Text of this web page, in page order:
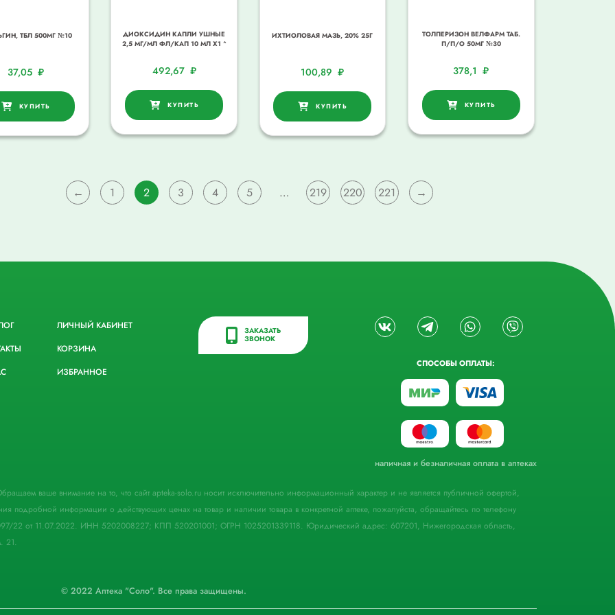
ТБЛ 500МГ №10
37,05 ₽
КУПИТЬ
ДИОКСИДИН КАПЛИ УШНЫЕ
2,5 МГ/МЛ ФЛ/КАП 10 МЛ Х1 ^
492,67 ₽
КУПИТЬ
ИХТИОЛОВАЯ МАЗЬ, 20% 25Г
100,89₽
КУПИТЬ
ТОЛПЕРИЗОН ВЕЛФАРМ ТАБ.
П/П/О 50МГ №30
378,1₽
КУПИТЬ
← 1 2 3 4 5 … 219 220 221 →
ЛИЧНЫЙ КАБИНЕТ
КОРЗИНА
ИЗБРАННОЕ
ЗАКАЗАТЬ
ЗВОНОК
СПОСОБЫ ОПЛАТЫ:
наличная и безналичная оплата в аптеках
ваше внимание на то, что сайт apteka-solo.ru носит исключительно информационный характер и не является публичной офертой,
информации о действующих ценах на товар и наличии товара в конкретной аптеке, пожалуйста, обращайтесь по телефону
от 11.07.2022. ИНН 5202008227; КПП 520201001; ОГРН 1025201339118. Юридический адрес: 607201, Нижегородская область,
21.
© 2022 Аптека "Соло". Все права защищены.